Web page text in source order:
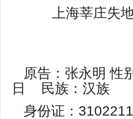
上海莘庄失
原告：张永明
日 民族：汉族
身份证：